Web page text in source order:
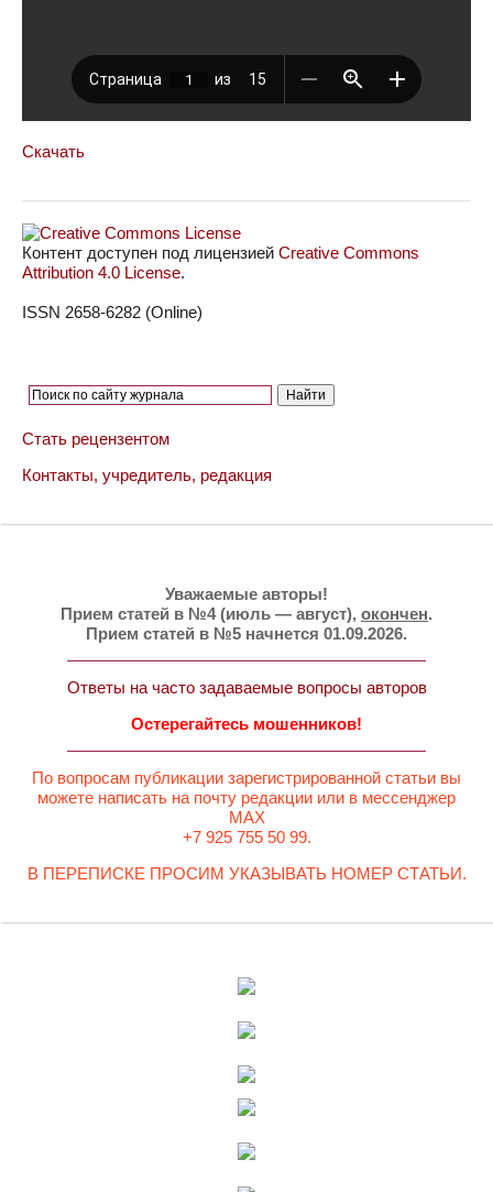
Скачать
Контент доступен под лицензией Creative Commons
Attribution 4.0 License.
ISSN 2658-6282 (Online)
Стать рецензентом
Контакты, учредитель, редакция
Уважаемые авторы!
Прием статей в №4 (июль — август), окончен.
Прием статей в №5 начнется 01.09.2026.
Ответы на часто задаваемые вопросы авторов
Остерегайтесь мошенников!
По вопросам публикации зарегистрированной статьи вы
можете написать на почту редакции или в мессенджер
MAX
+7 925 755 50 99.
В ПЕРЕПИСКЕ ПРОСИМ УКАЗЫВАТЬ НОМЕР СТАТЬИ.